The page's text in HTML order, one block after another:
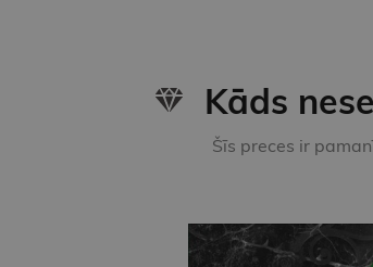
Kāds
Šīs preces ir